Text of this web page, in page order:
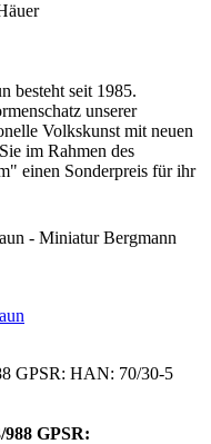
besteht seit 1985.
unserer
Volkskunst mit neuen
im Rahmen des
einen Sonderpreis für ihr
- Miniatur Bergmann
GPSR: HAN: 70/30-5
GPSR: